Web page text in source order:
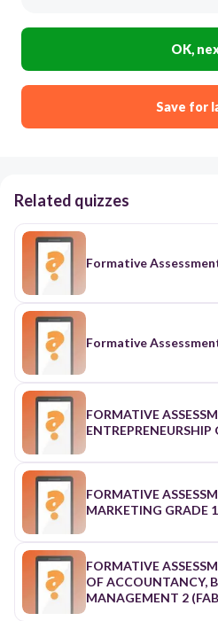
OK,
Save for
Related quizzes
Formative
Formative
FORMATIVE
ENTREPRENEURSHIP
FORMATIVE
MARKETING GRADE
FORMATIVE
OF ACCOUNTANCY,
MANAGEMENT 2